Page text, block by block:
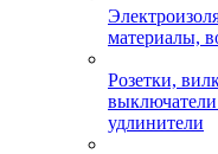
материалы,
Розетки,
удлинители